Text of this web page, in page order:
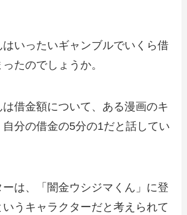
いったいギャンブルでいくら借
たのでしょうか。
借金額について、ある漫画のキ
分の借金の5分の1だと話してい
は、「闇金ウシジマくん」に登
うキャラクターだと考えられて